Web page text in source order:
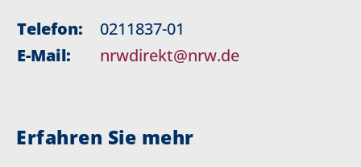
Telefon:
0211837-01
E-Mail:
nrwdirekt@nrw.de
Erfahren Sie mehr